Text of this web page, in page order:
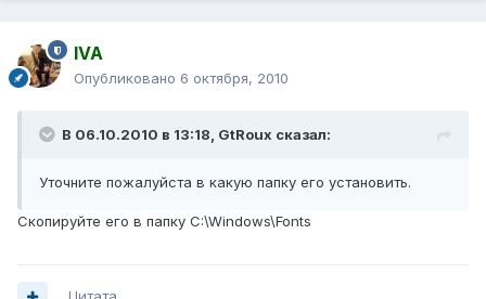
IVA
Опубликовано 6 октября, 2010
В 06.10.2010 в 13:18, GtRoux сказал:
Уточните пожалуйста в какую папку его установить.
Скопируйте его в папку C:\Windows\Fonts